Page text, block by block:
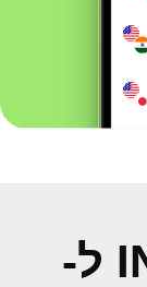
תרשים של INR ל-